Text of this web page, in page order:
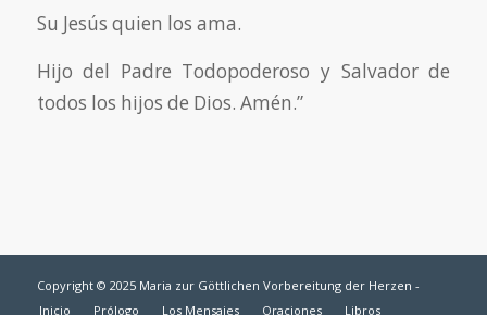
Su Jesús quien los ama.
Hijo del Padre Todopoderoso y Salvador de
todos los hijos de Dios. Amén.”
Copyright © 2025 Maria zur Göttlichen Vorbereitung der Herzen -
Inicio
Prólogo Los Mensajes Oraciones Libros